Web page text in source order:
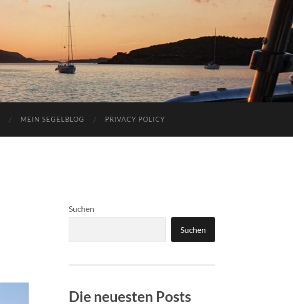
MEIN SEGELBLOG PRIVACY POLICY
Suchen
Suchen
Die neuesten Posts